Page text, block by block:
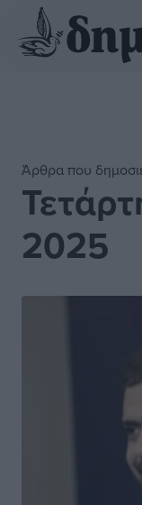
Άρθρα που
2025